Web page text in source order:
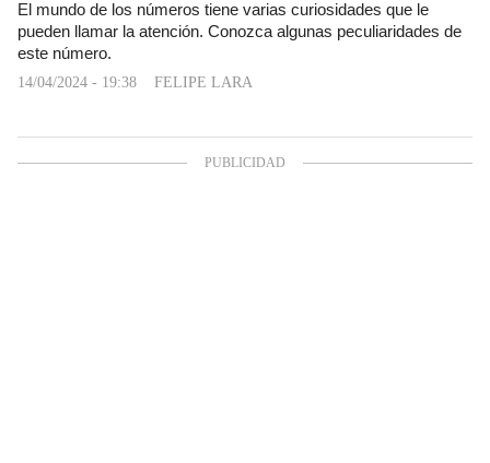
El mundo de los números tiene varias curiosidades que le
pueden llamar la atención. Conozca algunas peculiaridades de
este número.
14/04/2024 - 19:38 FELIPE LARA